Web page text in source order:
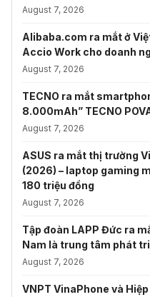
August 7, 2026
Alibaba.com ra mắt ở
Accio Work cho doanh
August 7, 2026
TECNO ra mắt
8.000mAh” TECNO
August 7, 2026
ASUS ra mắt thị trường
(2026) – laptop gaming
180 triệu đồng
August 7, 2026
Tập đoàn LAPP Đức ra
Nam là trung tâm phát
August 7, 2026
VNPT VinaPhone và